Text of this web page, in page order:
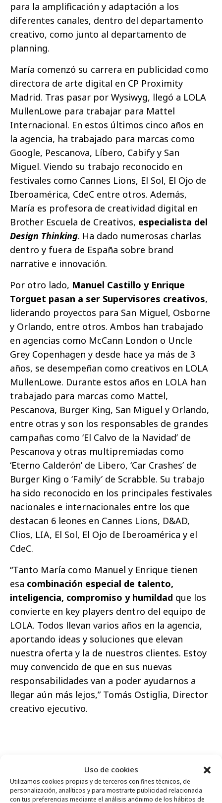
Uso de cookies
Utilizamos cookies propias y de terceros con fines técnicos, de
personalización, analíticos y para mostrarte publicidad relacionada
con tus preferencias mediante el análisis anónimo de los hábitos de
para la amplificación y adaptación a los
diferentes canales, dentro del departamento
creativo, como junto al departamento de
planning.
María comenzó su carrera en publicidad como
directora de arte digital en CP Proximity
Madrid. Tras pasar por Wysiwyg, llegó a LOLA
MullenLowe para trabajar para Mattel
Internacional. En estos últimos cinco años en
la agencia, ha trabajado para marcas como
Google, Pescanova, Líbero, Cabify y San
Miguel. Viendo su trabajo reconocido en
festivales como Cannes Lions, El Sol, El Ojo de
Iberoamérica, CdeC entre otros. Además,
María es profesora de creatividad digital en
Brother Escuela de Creativos, especialista del
Design Thinking. Ha dado numerosas charlas
dentro y fuera de España sobre brand
narrative e innovación.
Por otro lado, Manuel Castillo y Enrique
Torguet pasan a ser Supervisores creativos,
liderando proyectos para San Miguel, Osborne
y Orlando, entre otros. Ambos han trabajado
en agencias como McCann London o Uncle
Grey Copenhagen y desde hace ya más de 3
años, se desempeñan como creativos en LOLA
MullenLowe. Durante estos años en LOLA han
trabajado para marcas como Mattel,
Pescanova, Burger King, San Miguel y Orlando,
entre otras y son los responsables de grandes
campañas como ‘El Calvo de la Navidad’ de
Pescanova y otras multipremiadas como
‘Eterno Calderón’ de Libero, ‘Car Crashes’ de
Burger King o ‘Family’ de Scrabble. Su trabajo
ha sido reconocido en los principales festivales
nacionales e internacionales entre los que
destacan 6 leones en Cannes Lions, D&AD,
Clios, LIA, El Sol, El Ojo de Iberoamérica y el
CdeC.
“Tanto María como Manuel y Enrique tienen
esa combinación especial de talento,
inteligencia, compromiso y humildad que los
convierte en key players dentro del equipo de
LOLA. Todos llevan varios años en la agencia,
aportando ideas y soluciones que elevan
nuestra oferta y la de nuestros clientes. Estoy
muy convencido de que en sus nuevas
responsabilidades van a poder ayudarnos a
llegar aún más lejos,” Tomás Ostiglia, Director
creativo ejecutivo.